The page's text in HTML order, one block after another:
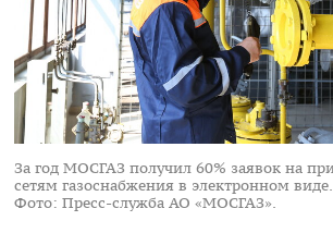
За год МОСГАЗ получил 60% заявок на
сетям газоснабжения в электронном виде.
Фото: Пресс-служба АО «МОСГАЗ».